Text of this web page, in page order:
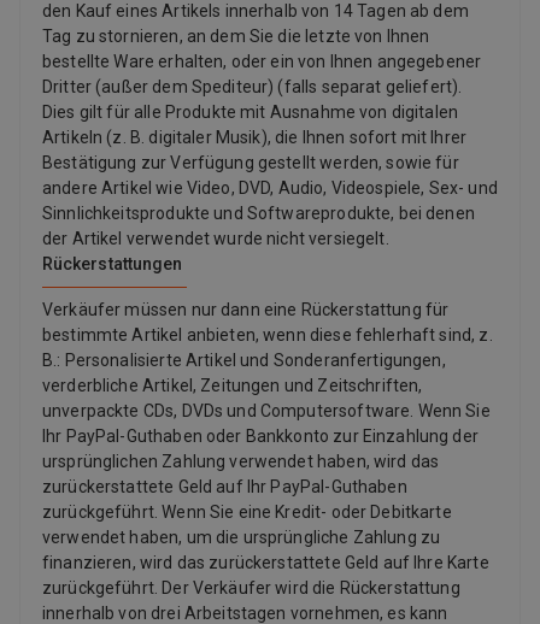
den Kauf eines Artikels innerhalb von 14 Tagen ab dem
Tag zu stornieren, an dem Sie die letzte von Ihnen
bestellte Ware erhalten, oder ein von Ihnen angegebener
Dritter (außer dem Spediteur) (falls separat geliefert).
Dies gilt für alle Produkte mit Ausnahme von digitalen
Artikeln (z. B. digitaler Musik), die Ihnen sofort mit Ihrer
Bestätigung zur Verfügung gestellt werden, sowie für
andere Artikel wie Video, DVD, Audio, Videospiele, Sex- und
Sinnlichkeitsprodukte und Softwareprodukte, bei denen
der Artikel verwendet wurde nicht versiegelt.
Rückerstattungen
Verkäufer müssen nur dann eine Rückerstattung für
bestimmte Artikel anbieten, wenn diese fehlerhaft sind, z.
B.: Personalisierte Artikel und Sonderanfertigungen,
verderbliche Artikel, Zeitungen und Zeitschriften,
unverpackte CDs, DVDs und Computersoftware. Wenn Sie
Ihr PayPal-Guthaben oder Bankkonto zur Einzahlung der
ursprünglichen Zahlung verwendet haben, wird das
zurückerstattete Geld auf Ihr PayPal-Guthaben
zurückgeführt. Wenn Sie eine Kredit- oder Debitkarte
verwendet haben, um die ursprüngliche Zahlung zu
finanzieren, wird das zurückerstattete Geld auf Ihre Karte
zurückgeführt. Der Verkäufer wird die Rückerstattung
innerhalb von drei Arbeitstagen vornehmen, es kann